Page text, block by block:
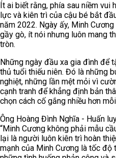
Ít ai biết rằng, phía sau niềm vui
lực và kiên trì của cậu bé bắt
năm 2022. Ngày ấy, Minh
gầy gò, ít nói nhưng luôn mang
tròn.
Những ngày đầu xa gia đình để
thủ tuổi thiếu niên. Đó là những
nghiệt, những lần mệt mỏi vì
cạnh tranh để khẳng định bản
chọn cách cố gắng nhiều hơn
Ông Hoàng Đình Nghĩa - Huấn
“Minh Cương không phải mẫu
lại là người luôn kiên trì hoàn
mạnh của Minh Cương là tốc